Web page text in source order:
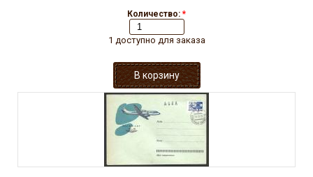
Количество: *
1 доступно для заказа